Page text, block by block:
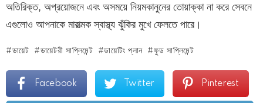
অতিরিক্ত, অপ্রয়োজনে এবং অসময়ে নিয়মকানুনের তোয়াক্কা না করে সেবনে
এগুলোও আপনাকে মারাত্মক স্বাস্থ্য ঝুঁকির মুখে ফেলতে পারে।
ডায়েট ডায়েটরী সাপ্লিমেন্ট ডায়েটিং প্লান ফুড সাপ্লিমেন্ট
Facebook Twitter Pinterest